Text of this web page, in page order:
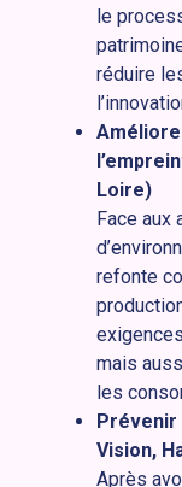
le
réduire
Loire)
Face aux
refonte
mais
les
Prévenir
Vision,
Après